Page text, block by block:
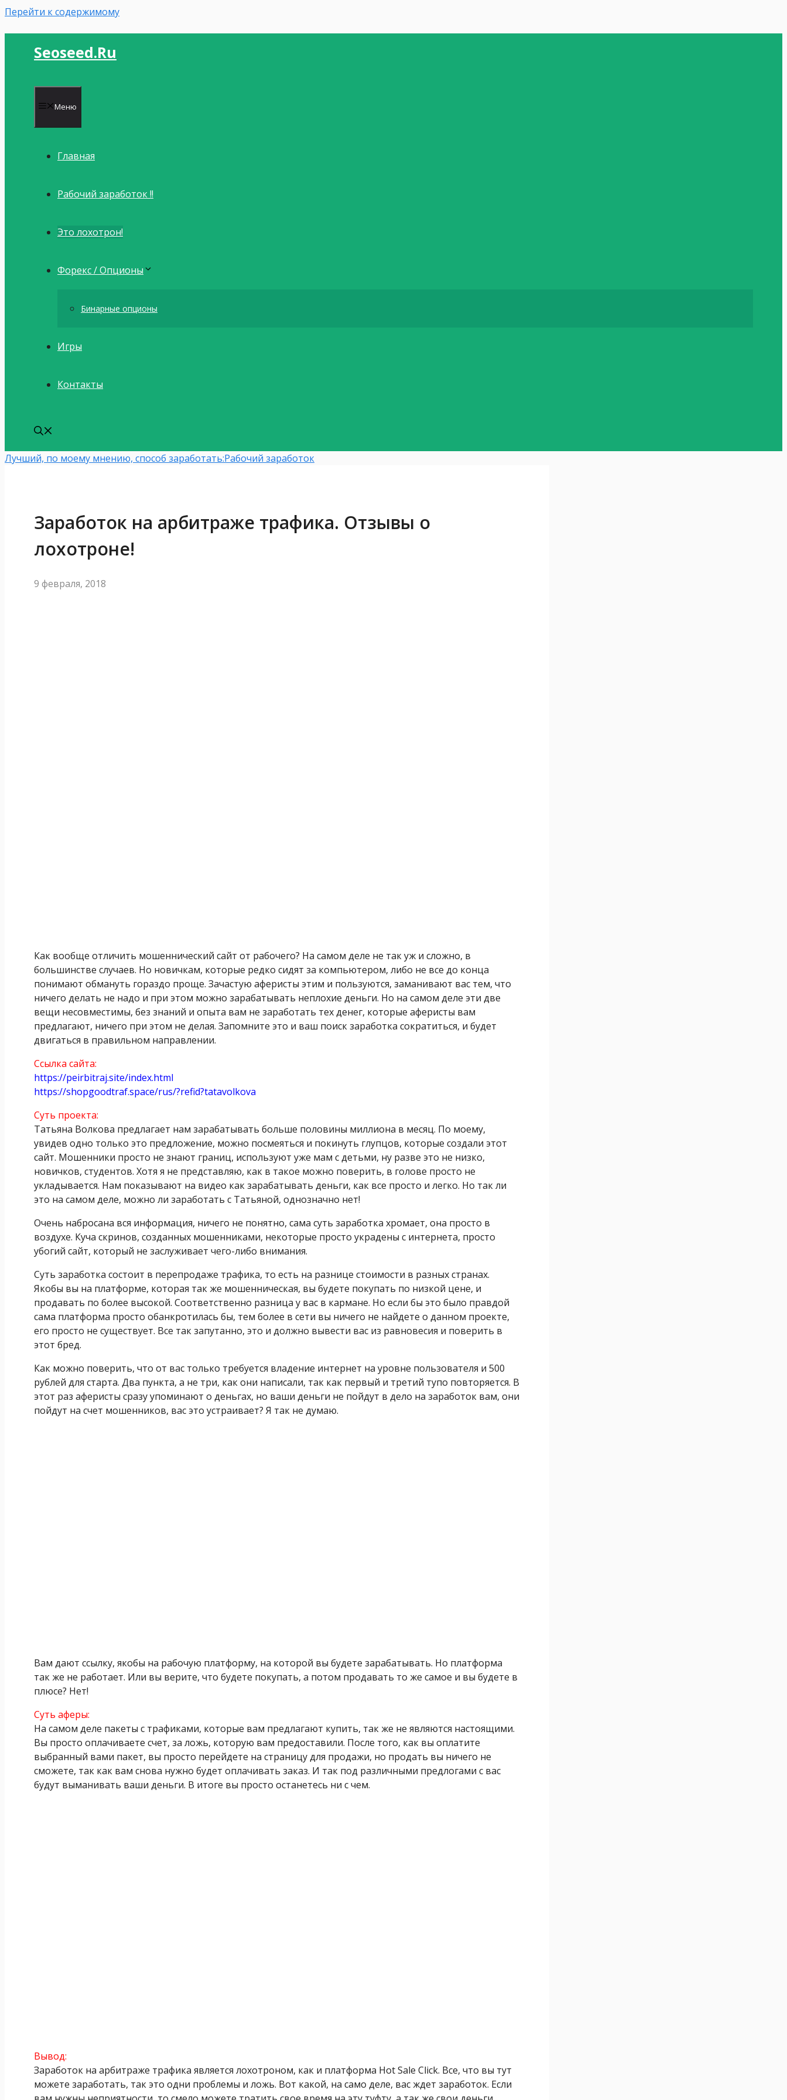
Перейти к содержимому
Seoseed.ru
Меню
Главная
Рабочий заработок !!
Это лохотрон!
Форекс / Опционы
Бинарные опционы
Игры
Контакты
Лучший, по моему мнению, способ заработать:Рабочий заработок
Заработок на арбитраже трафика. Отзывы о
лохотроне!
9 февраля, 2018
Как вообще отличить мошеннический сайт от рабочего? На самом деле не так уж и сложно, в
большинстве случаев. Но новичкам, которые редко сидят за компьютером, либо не все до конца
понимают обмануть гораздо проще. Зачастую аферисты этим и пользуются, заманивают вас тем, что
ничего делать не надо и при этом можно зарабатывать неплохие деньги. Но на самом деле эти две
вещи несовместимы, без знаний и опыта вам не заработать тех денег, которые аферисты вам
предлагают, ничего при этом не делая. Запомните это и ваш поиск заработка сократиться, и будет
двигаться в правильном направлении.
Ссылка сайта:
https://peirbitraj.site/index.html
https://shopgoodtraf.space/rus/?refid?tatavolkova
Суть проекта:
Татьяна Волкова предлагает нам зарабатывать больше половины миллиона в месяц. По моему,
увидев одно только это предложение, можно посмеяться и покинуть глупцов, которые создали этот
сайт. Мошенники просто не знают границ, используют уже мам с детьми, ну разве это не низко,
новичков, студентов. Хотя я не представляю, как в такое можно поверить, в голове просто не
укладывается. Нам показывают на видео как зарабатывать деньги, как все просто и легко. Но так ли
это на самом деле, можно ли заработать с Татьяной, однозначно нет!
Очень набросана вся информация, ничего не понятно, сама суть заработка хромает, она просто в
воздухе. Куча скринов, созданных мошенниками, некоторые просто украдены с интернета, просто
убогий сайт, который не заслуживает чего-либо внимания.
Суть заработка состоит в перепродаже трафика, то есть на разнице стоимости в разных странах.
Якобы вы на платформе, которая так же мошенническая, вы будете покупать по низкой цене, и
продавать по более высокой. Соответственно разница у вас в кармане. Но если бы это было правдой
сама платформа просто обанкротилась бы, тем более в сети вы ничего не найдете о данном проекте,
его просто не существует. Все так запутанно, это и должно вывести вас из равновесия и поверить в
этот бред.
Как можно поверить, что от вас только требуется владение интернет на уровне пользователя и 500
рублей для старта. Два пункта, а не три, как они написали, так как первый и третий тупо повторяется. В
этот раз аферисты сразу упоминают о деньгах, но ваши деньги не пойдут в дело на заработок вам, они
пойдут на счет мошенников, вас это устраивает? Я так не думаю.
Вам дают ссылку, якобы на рабочую платформу, на которой вы будете зарабатывать. Но платформа
так же не работает. Или вы верите, что будете покупать, а потом продавать то же самое и вы будете в
плюсе? Нет!
Суть аферы:
На самом деле пакеты с трафиками, которые вам предлагают купить, так же не являются настоящими.
Вы просто оплачиваете счет, за ложь, которую вам предоставили. После того, как вы оплатите
выбранный вами пакет, вы просто перейдете на страницу для продажи, но продать вы ничего не
сможете, так как вам снова нужно будет оплачивать заказ. И так под различными предлогами с вас
будут выманивать ваши деньги. В итоге вы просто останетесь ни с чем.
Вывод:
Заработок на арбитраже трафика является лохотроном, как и платформа Hot Sale Click. Все, что вы тут
можете заработать, так это одни проблемы и ложь. Вот какой, на само деле, вас ждет заработок. Если